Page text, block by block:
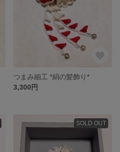
つまみ細工 *絹の髪飾り*
3,300円
SOLD OUT